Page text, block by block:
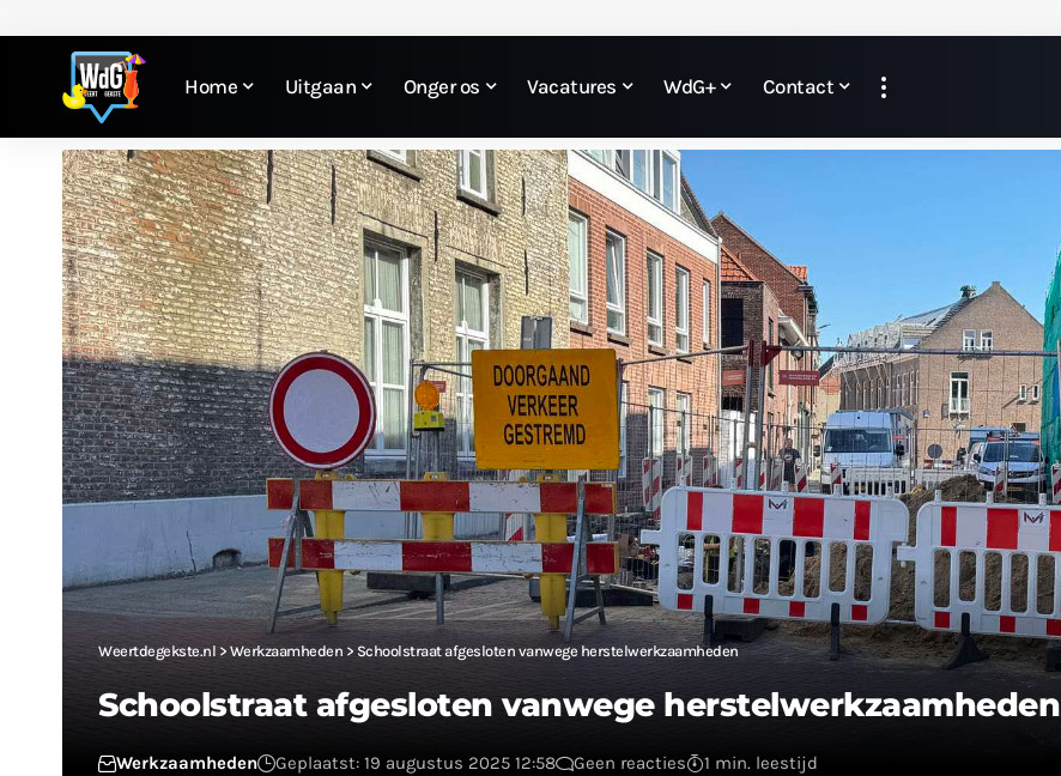
Home Uitgaan Onger os Vacatures WdG+ Contact
Weertdegekste.nl> Werkzaamheden > Schoolstraat afgesloten vanwege herstelwerkzaamheden
Schoolstraat afgesloten vanwege herstelwerkzaamheden
Werkzaamheden Geplaatst: 19 augustus 2025 12:58 Geen reacties 1 min. leestijd